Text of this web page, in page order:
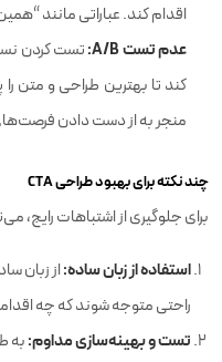
اقدام کند. عباراتی مانند
عدم تست A/B:
کند تا بهترین طراحی و متن
منجر به از دست دادن
چند نکته برای بهبود طراحی CTA
برای جلوگیری از اشتباهات رایج،
استفاده از زبان ساده:از زبان
راحتی متوجه شوند که چه
تست و بهینه‌سازی مداوم: